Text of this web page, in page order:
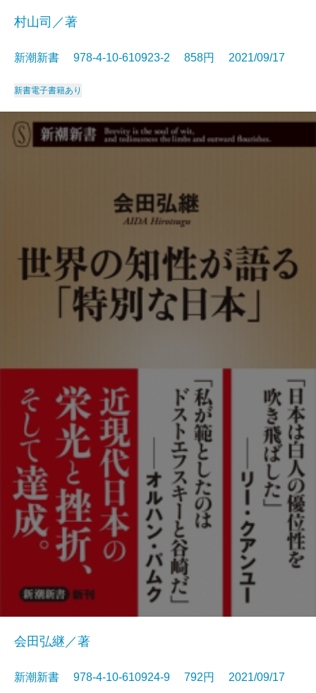
村山司／著
新潮新書 978-4-10-610923-2 858円 2021/09/17
新書電子書籍あり
会田弘継／著
新潮新書 978-4-10-610924-9 792円 2021/09/17